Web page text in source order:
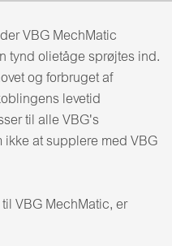
VBG MechMatic
tynd olietåge sprøjtes ind.
og forbruget af
levetid
til alle VBG's
at supplere med VBG
VBG MechMatic, er